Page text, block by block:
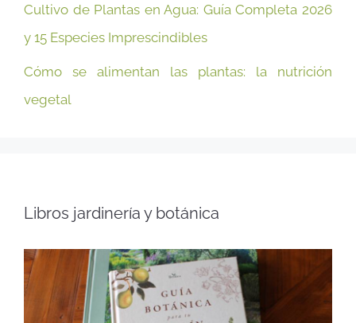
Cultivo de Plantas en Agua: Guía Completa 2026
y 15 Especies Imprescindibles
Cómo se alimentan las plantas: la nutrición
vegetal
Libros jardinería y botánica